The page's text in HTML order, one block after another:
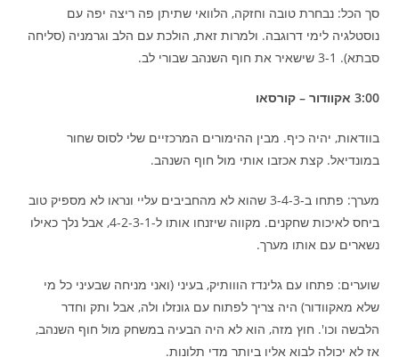
סך הכל: נבחרת טובה וחזקה, הלוואי שתיתן פה ריצה יפה עם
נוסטלגיה לימי דרוגבה. ולמרות זאת, הולכת עם הלב וגרמניה (סליחה
סבתא). 3-1 שישאיר את חוף השנהב שבורי לב.
3:00 אקוודור – קורסאו
בוודאות, יהיה כיף. מבין ההימורים המרכזיים שלי לסוס שחור
במונדיאל. קצת אכזבו אותי מול חוף השנהב.
מערך: פתחו ב-3-4-3 שהוא לא מהחביבים עליי ונראו לא מספיק טוב
ביחס לאיכות שחקנים. מקווה שיזנחו אותו ל-4-2-3-1, אבל נלך כאילו
נשארים עם אותו מערך.
שוערים: פתחו עם גלינדז הווותיק, בעיני (ואני מניחה שבעיני כל מי
שלא מאקוודור) היה צריך לפתוח עם גונזלו ולה, אבל ותק וחדר
הלבשה וכו'. חוץ מזה, הוא לא היה הבעיה במשחק מול חוף השנהב,
אז לא יכולה לבוא אליו ביותר מדי תלונות.